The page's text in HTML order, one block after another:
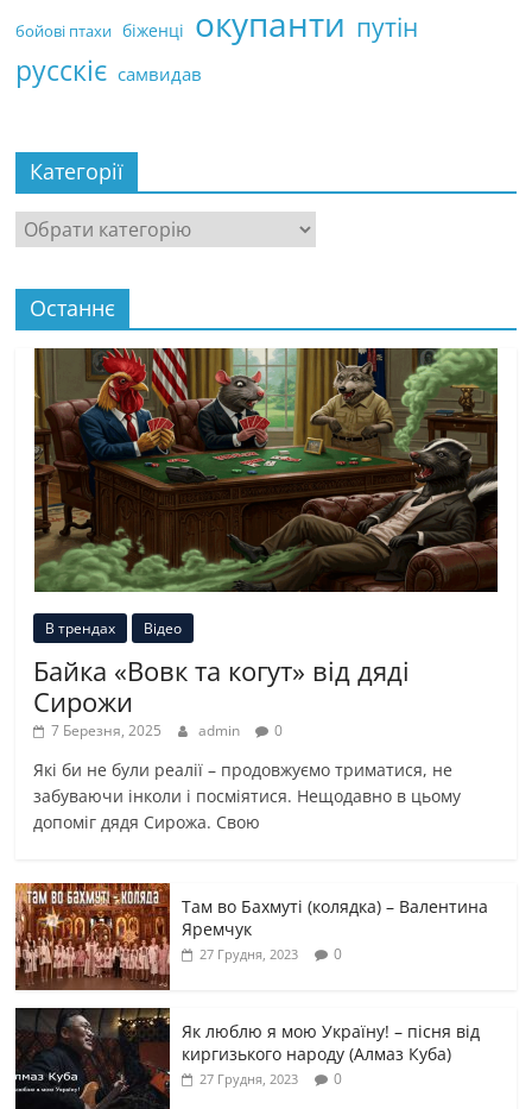
бойові птахи біженці окупанти путін
русскіє самвидав
Категорії
Категорії
Останнє
В трендах Відео
Байка «Вовк та когут» від дяді
Сирожи
7 Березня, 2025 admin 0
Які би не були реалії – продовжуємо триматися, не
забуваючи інколи і посміятися. Нещодавно в цьому
допоміг дядя Сирожа. Свою
Там во Бахмуті (колядка) – Валентина
Яремчук
27 Грудня, 2023 0
Як люблю я мою Україну! – пісня від
киргизького народу (Алмаз Куба)
27 Грудня, 2023 0